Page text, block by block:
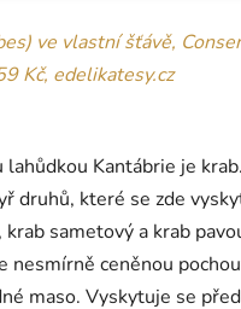
ve vlastní šťávě,
Kč, edelikatesy.cz
lahůdkou Kantábrie je
druhů, které se zde
sametový a krab
nesmírně ceněnou
maso. Vyskytuje se